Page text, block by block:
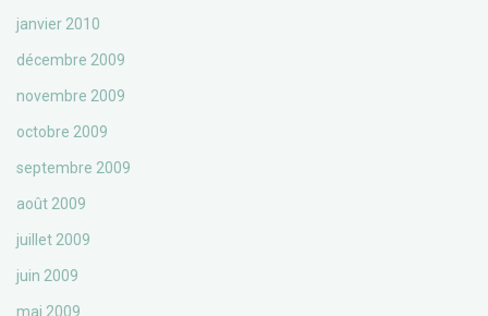
janvier 2010
décembre 2009
novembre 2009
octobre 2009
septembre 2009
août 2009
juillet 2009
juin 2009
mai 2009